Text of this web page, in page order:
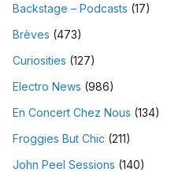
Backstage – Podcasts (17)
Brèves (473)
Curiosities (127)
Electro News (986)
En Concert Chez Nous (134)
Froggies But Chic (211)
John Peel Sessions (140)